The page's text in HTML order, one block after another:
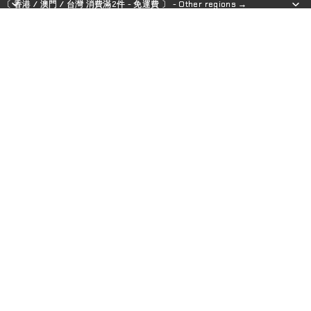
〔 香港 / 澳門 / 台灣 消費滿2件 - 免運費 〕 - Other regions →
〔 香港 / 澳門 / 台灣 消費滿2件 - 免運費 〕 - Other regions →